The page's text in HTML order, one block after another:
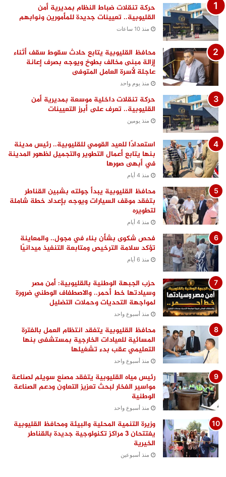
حركة تنقلات ضباط النظام بمديرية أمن
القليوبية.. تعيينات جديدة للمأمورين ونوابهم
منذ 10 ساعات
محافظ القليوبية يتابع حادث سقوط سقف أثناء
إزالة مبنى مخالف بطوخ ويوجه بصرف إعانة
عاجلة لأسرة العامل المتوفى
منذ يوم واحد
حركة تنقلات داخلية موسعة بمديرية أمن
القليوبية.. تعرف على أبرز التعيينات
منذ يومين
استعدادًا للعيد القومي للقليوبية.. رئيس مدينة
بنها يتابع أعمال التطوير والتجميل لظهور المدينة
في أبهى صورها
منذ 4 أيام
محافظ القليوبية يبدأ جولته بشبين القناطر
بتفقد موقف السيارات ويوجه بإعداد خطة شاملة
لتطويره
منذ 4 أيام
فحص شكوى بشأن بناء في مجول.. والمعاينة
تؤكد سلامة الترخيص ومتابعة التنفيذ ميدانيًا
منذ 6 أيام
حزب الجبهة الوطنية بالقليوبية: أمن مصر
وسيادتها خط أحمر.. والاصطفاف الوطني ضرورة
لمواجهة التحديات وحملات التضليل
منذ أسبوع واحد
محافظ القليوبية يتفقد انتظام العمل بالفترة
المسائية للعيادات الخارجية بمستشفى بنها
التعليمي عقب بدء تشغيلها
منذ أسبوع واحد
رئيس مياه القليوبية يتفقد مصنع سويلم لصناعة
مواسير الفخار لبحث تعزيز التعاون ودعم الصناعة
الوطنية
منذ أسبوع واحد
وزيرة التنمية المحلية والبيئة ومحافظ القليوبية
يفتتحان 3 مراكز تكنولوجية جديدة بالقناطر
الخيرية
منذ أسبوعين